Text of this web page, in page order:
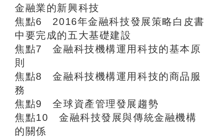
金融業的新興科技
焦點6 2016年金融科技發展策略白皮書
中要完成的五大基礎建設
焦點7 金融科技機構運用科技的基本原
則
焦點8 金融科技機構運用科技的商品服
務
焦點9 全球資產管理發展趨勢
焦點10 金融科技發展與傳統金融機構
的關係